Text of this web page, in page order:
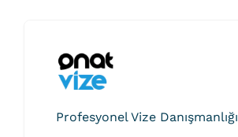
Profesyonel Vize Danışmanlığı